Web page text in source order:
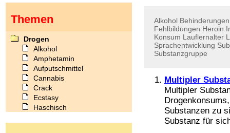
Alkohol Behinderungen
Fehlbildungen Heroin
Konsum Lauflernalter
Sprachentwicklung
Substanzgruppe
Multipler
Multipler
Substanzen zu
Substanz für
Themen
Drogen
Alkohol
Amphetamin
Aufputschmittel
Cannabis
Crack
Ecstasy
Haschisch